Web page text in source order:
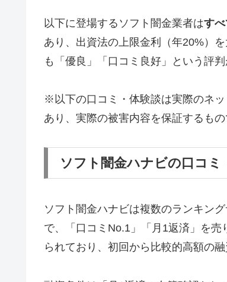
以下に登場するソフト闇金業者はす
あり、出資法の上限金利（年20%）
も「優良」「口コミ良好」という評
※以下の口コミ・体験談は実際のネ
あり、実際の被害内容を保証するもの
ソフト闇金ハナビの口コミ
ソフト闇金ハナビは複数のランキン
で、「口コミNo.1」「月1返済」を
られており、初回から比較的高額の